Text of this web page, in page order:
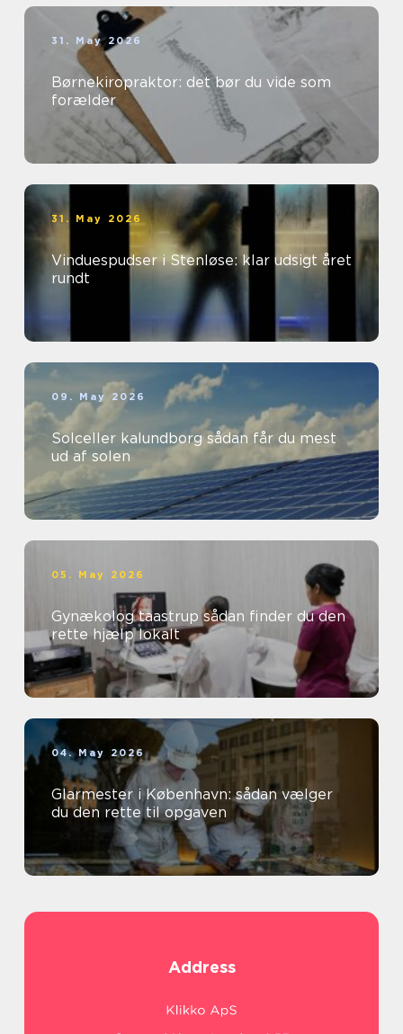
31. May 2026
Børnekiropraktor: det bør du vide som
forælder
31. May 2026
Vinduespudser i Stenløse: klar udsigt året
rundt
09. May 2026
Solceller kalundborg sådan får du mest
ud af solen
05. May 2026
Gynækolog taastrup sådan finder du den
rette hjælp lokalt
04. May 2026
Glarmester i København: sådan vælger
du den rette til opgaven
Address